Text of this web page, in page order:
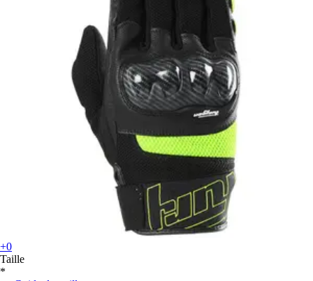
+0
Taille
*